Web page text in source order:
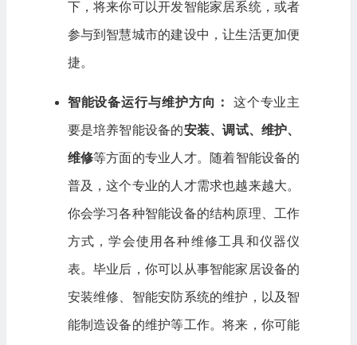
下，将来你可以开发智能家居系统，或者
参与到智慧城市的建设中，让生活更加便
捷。
智能设备运行与维护方向： 这个专业主
要是培养智能设备的安装、调试、维护、
维修等方面的专业人才。随着智能设备的
普及，这个专业的人才需求也越来越大。
你会学习各种智能设备的结构原理、工作
方式，学会使用各种维修工具和仪器仪
表。毕业后，你可以从事智能家居设备的
安装维修、智能安防系统的维护，以及智
能制造设备的维护等工作。将来，你可能